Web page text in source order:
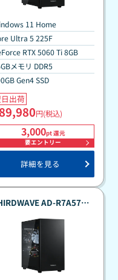
11 Home
Ultra 5 225F
RTX 5060 Ti 8GB
メモリ DDR5
Gen4 SSD
出荷
円(税込)
3,000pt 還元
要エントリー
詳細を見る
AD-R7A57A-
ポイント還元祭標準モデ
『Minecraft: Java ＆
Edition for PC、
Game Pass同梱版』